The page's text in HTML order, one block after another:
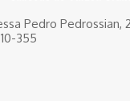
Pedro Pedrossian,
355